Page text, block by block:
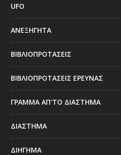
UFO
ΑΝΕΞΗΓΗΤΑ
ΒΙΒΛΙΟΠΡΟΤΑΣΕΙΣ
ΒΙΒΛΙΟΠΡΟΤΑΣΕΙΣ ΕΡΕΥΝΑΣ
ΓΡΑΜΜΑ ΑΠ'ΤΟ ΔΙΑΣΤΗΜΑ
ΔΙΑΣΤΗΜΑ
ΔΙΗΓΗΜΑ